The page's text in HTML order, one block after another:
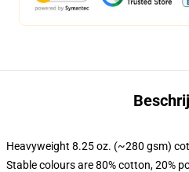
Heavyweight 8.25 oz. (~280 gsm)
Stable colours are 80% cotton, 20%